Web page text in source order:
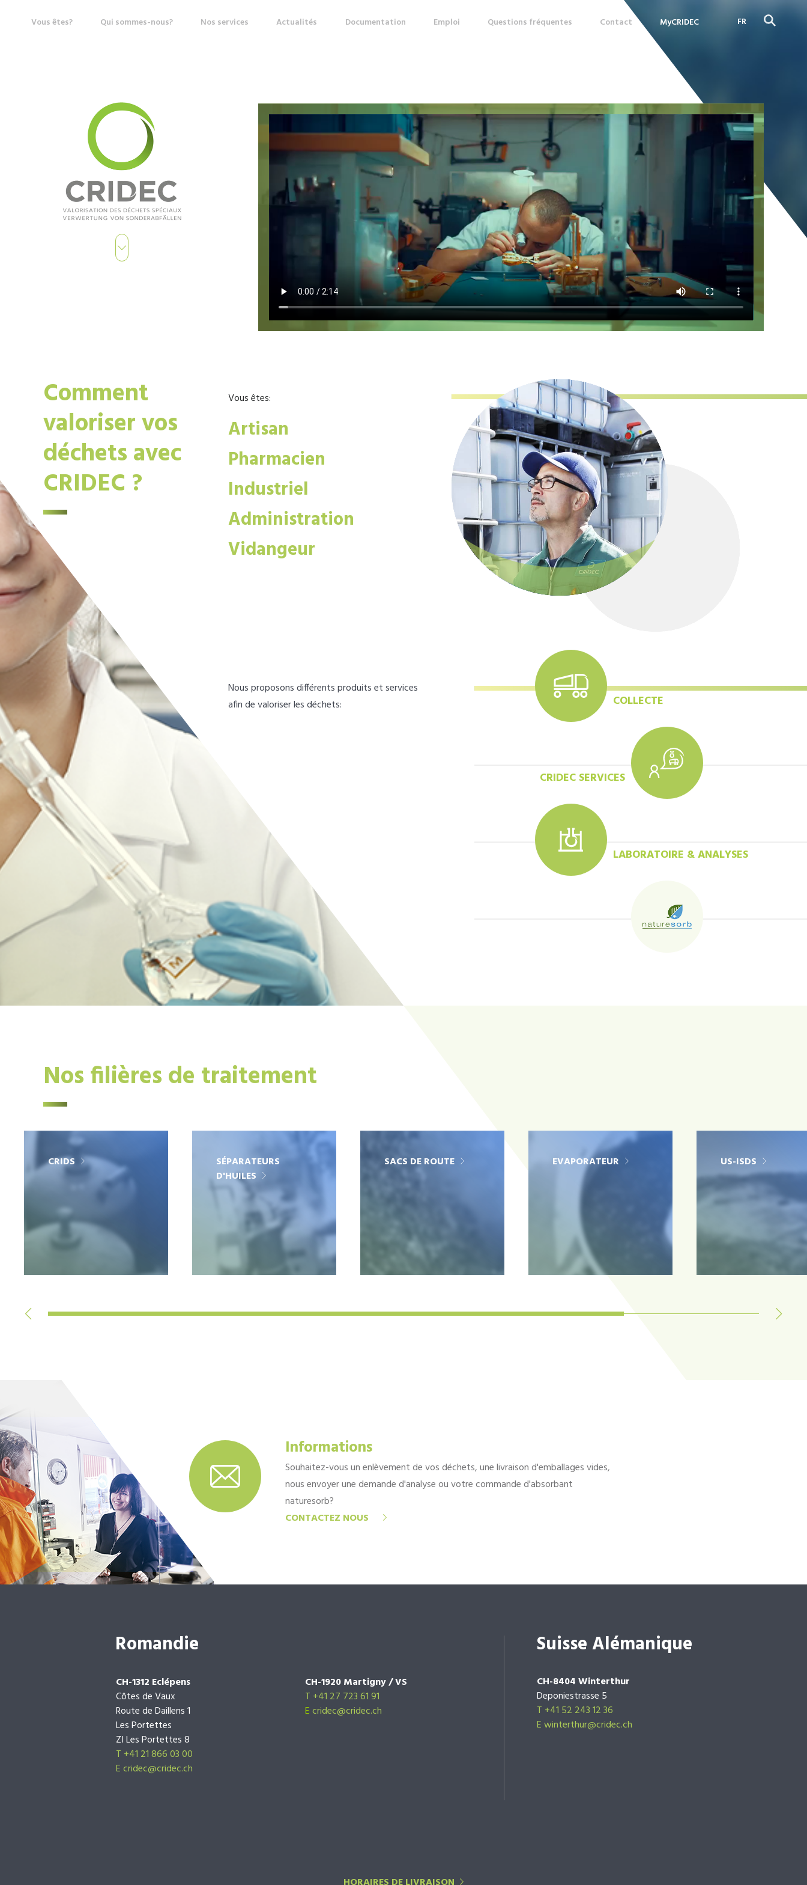
Vous êtes? Qui sommes-nous? Nos services Actualités Documentation Emploi Questions fréquentes Contact MyCRIDEC
FR
Comment
valoriser vos
déchets avec
CRIDEC ?
Vous êtes:
Artisan
Pharmacien
Industriel
Administration
Vidangeur
Nous proposons différents produits et services
afin de valoriser les déchets:
COLLECTE
CRIDEC SERVICES
LABORATOIRE & ANALYSES
Nos filières de traitement
CRIDS
SÉPARATEURS
D'HUILES
SACS DE ROUTE EVAPORATEUR US-ISDS
Informations
Souhaitez-vous un enlèvement de vos déchets, une livraison d'emballages vides,
nous envoyer une demande d'analyse ou votre commande d'absorbant
naturesorb?
CONTACTEZ NOUS
Romandie
CH-1312 Eclépens
Côtes de Vaux
Route de Daillens 1
Les Portettes
ZI Les Portettes 8
T +41 21 866 03 00
Ecridec@cridec.ch
CH-1920 Martigny / VS
T +41 27 723 61 91
Ecridec@cridec.ch
Suisse Alémanique
CH-8404 Winterthur
Deponiestrasse 5
T +41 52 243 12 36
E winterthur@cridec.ch